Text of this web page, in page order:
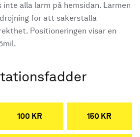
alla larm på hemsidan. Larmen
för att säkerställa
Positioneringen visar en
100 KR 150 KR